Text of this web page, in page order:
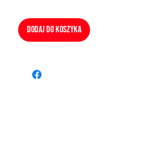
Dodaj do koszyka